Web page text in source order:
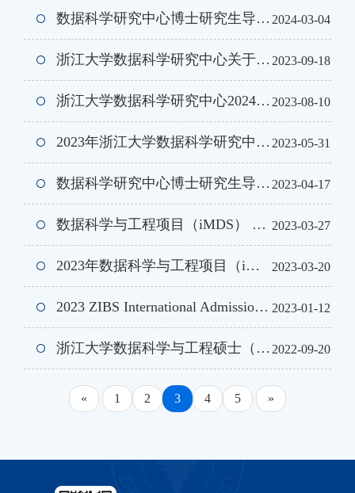
2024-03-04
数据科学研究中心博士研究生导师目录(2024)
2023-09-18
浙江大学数据科学研究中心关于接收2024年本校（含本院、外院）推免研究生申请的通知
2023-08-10
浙江大学数据科学研究中心2024年全日制专业学位推荐免试研究生招生通知
2023-05-31
2023年浙江大学数据科学研究中心“数据科学与工程”项目优秀大学生夏令营报名通知
2023-04-17
数据科学研究中心博士研究生导师目录(2023)
2023-03-27
数据科学与工程项目（iMDS） 2023年硕士研究生调剂通知
2023-03-20
2023年数据科学与工程项目（iMDS）研究生招生考试复试录取工作办法
2023-01-12
2023 ZIBS International Admissions Series I: iMDS
2022-09-20
浙江大学数据科学与工程硕士（海宁国际校区）2023年接收免试研究生工作办法
« 1 2 3 4 5 »